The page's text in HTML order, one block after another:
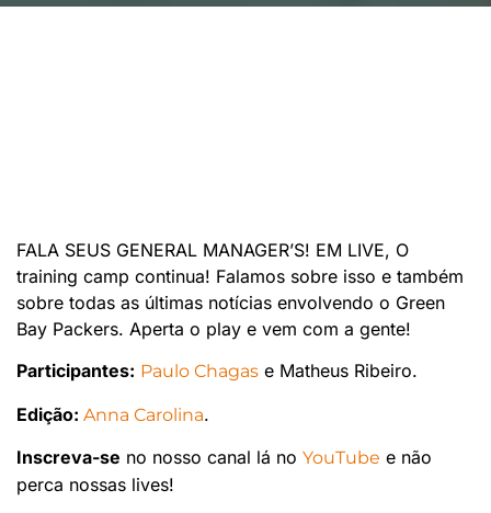
FALA SEUS GENERAL MANAGER’S! EM LIVE, O
training camp continua! Falamos sobre isso e também
sobre todas as últimas notícias envolvendo o Green
Bay Packers. Aperta o play e vem com a gente!
Participantes: Paulo Chagas e Matheus Ribeiro.
Edição: Anna Carolina.
Inscreva-se no nosso canal lá no YouTube e não
perca nossas lives!